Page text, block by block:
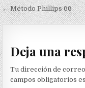
Navegación
de
entradas
← Método Phillips 66
Deja una
Tu dirección de
campos obligatorios